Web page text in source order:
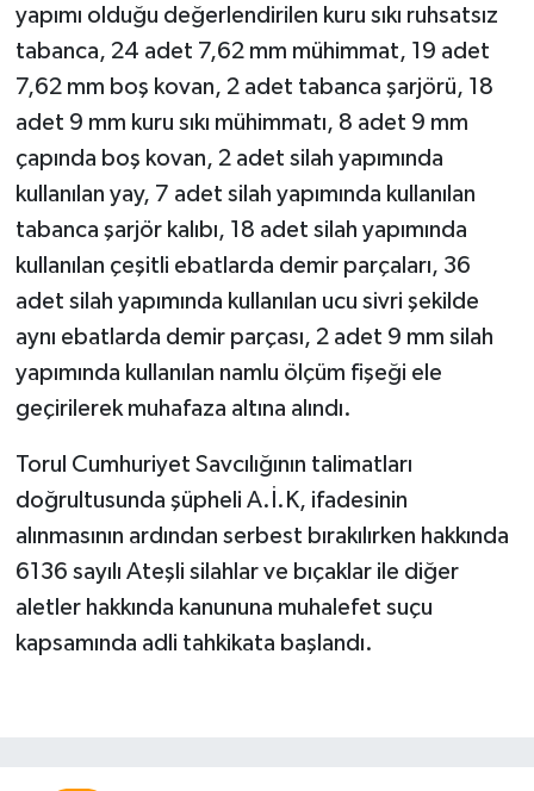
yapımı olduğu değerlendirilen kuru sıkı ruhsatsız
tabanca, 24 adet 7,62 mm mühimmat, 19 adet
7,62 mm boş kovan, 2 adet tabanca şarjörü, 18
adet 9 mm kuru sıkı mühimmatı, 8 adet 9 mm
çapında boş kovan, 2 adet silah yapımında
kullanılan yay, 7 adet silah yapımında kullanılan
tabanca şarjör kalıbı, 18 adet silah yapımında
kullanılan çeşitli ebatlarda demir parçaları, 36
adet silah yapımında kullanılan ucu sivri şekilde
aynı ebatlarda demir parçası, 2 adet 9 mm silah
yapımında kullanılan namlu ölçüm fişeği ele
geçirilerek muhafaza altına alındı.
Torul Cumhuriyet Savcılığının talimatları
doğrultusunda şüpheli A.İ.K, ifadesinin
alınmasının ardından serbest bırakılırken hakkında
6136 sayılı Ateşli silahlar ve bıçaklar ile diğer
aletler hakkında kanununa muhalefet suçu
kapsamında adli tahkikata başlandı.